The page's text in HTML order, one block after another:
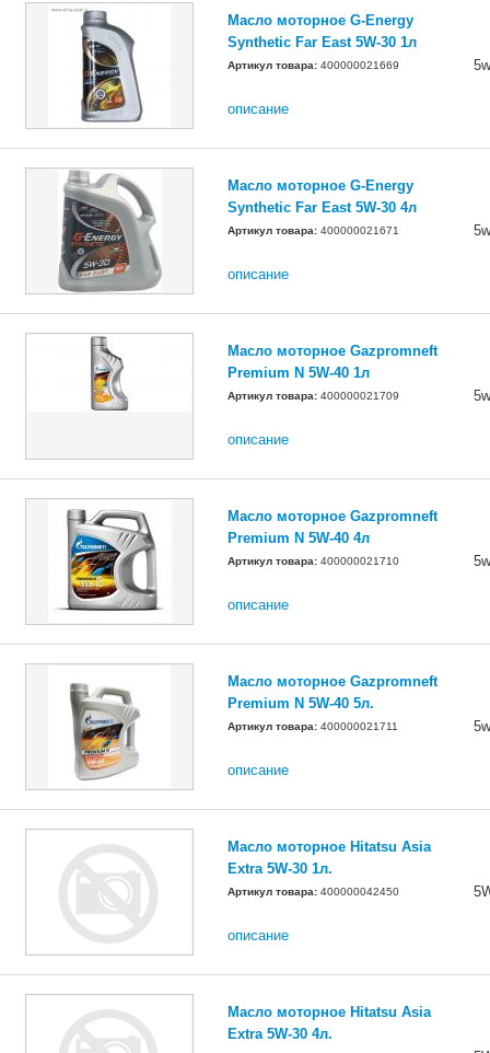
Масло моторное G-Energy
Synthetic Far East 5W-30 1л
Артикул товара: 400000021669
описание
Масло моторное G-Energy
Synthetic Far East 5W-30 4л
Артикул товара: 400000021671
описание
Масло моторное Gazpromneft
Premium N 5W-40 1л
Артикул товара: 400000021709
описание
Масло моторное Gazpromneft
Premium N 5W-40 4л
Артикул товара: 400000021710
описание
Масло моторное Gazpromneft
Premium N 5W-40 5л.
Артикул товара: 400000021711
описание
Масло моторное Hitatsu Asia
Extra 5W-30 1л.
Артикул товара: 400000042450
описание
Масло моторное Hitatsu Asia
Extra 5W-30 4л.